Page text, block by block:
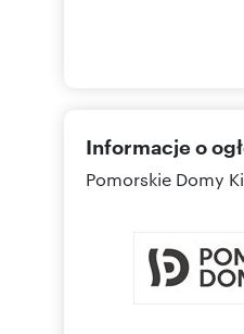
Informacje o
Pomorskie Domy